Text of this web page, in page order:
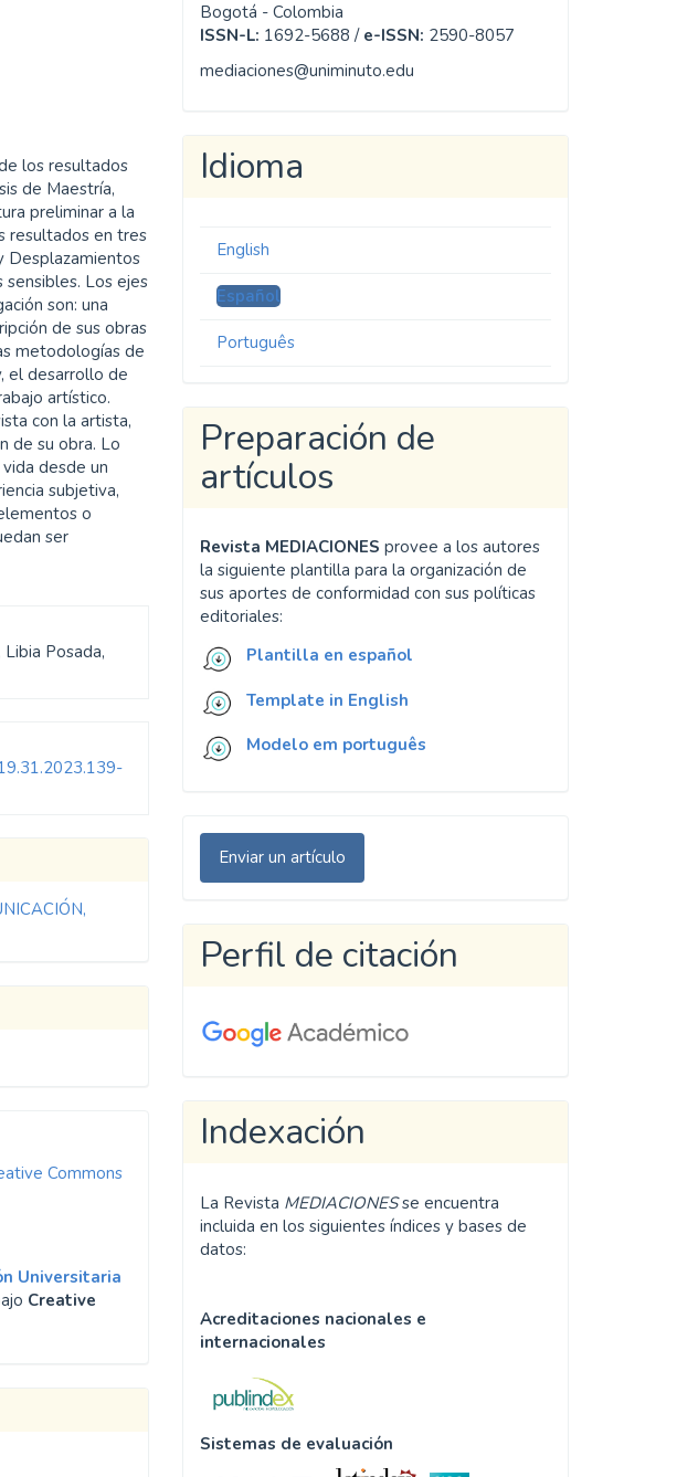
los resultados
de Maestría,
preliminar a la
resultados en tres
Desplazamientos
sensibles. Los ejes
son: una
de sus obras
metodologías de
el desarrollo de
artístico.
con la artista,
de su obra. Lo
desde un
subjetiva,
o
ser
Posada,
Commons
Universitaria
Creative
Bogotá - Colombia
ISSN-L: 1692-5688 / e-ISSN: 2590-8057
mediaciones@uniminuto.edu
Idioma
English
Español
Português
Preparación de
artículos
Revista MEDIACIONES provee a los autores
la siguiente plantilla para la organización de
sus aportes de conformidad con sus políticas
editoriales:
Plantilla en español
Template in English
Modelo em português
Enviar
unEnviar un artículo
Perfil de citación
Indexación
La Revista MEDIACIONESse encuentra
incluida en los siguientes índices y bases de
datos:
Acreditaciones nacionales e
internacionales
Sistemas de evaluación